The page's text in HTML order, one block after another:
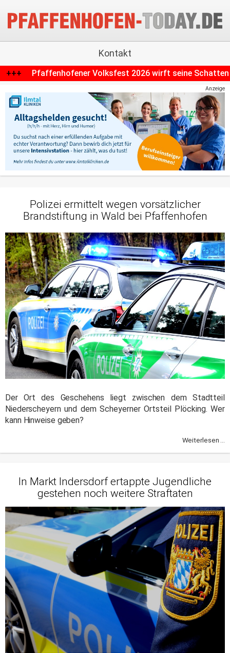
Kontakt
2026 wirft seine Schatten voraus: Parkplätze fallen
Anzeige
Polizei ermittelt wegen vorsätzlicher
Brandstiftung in Wald bei Pfaffenhofen
Der Ort des Geschehens liegt zwischen dem Stadtteil
Niederscheyern und dem Scheyerner Ortsteil Plöcking. Wer
kann Hinweise geben?
Weiterlesen ...
In Markt Indersdorf ertappte Jugendliche
gestehen noch weitere Straftaten